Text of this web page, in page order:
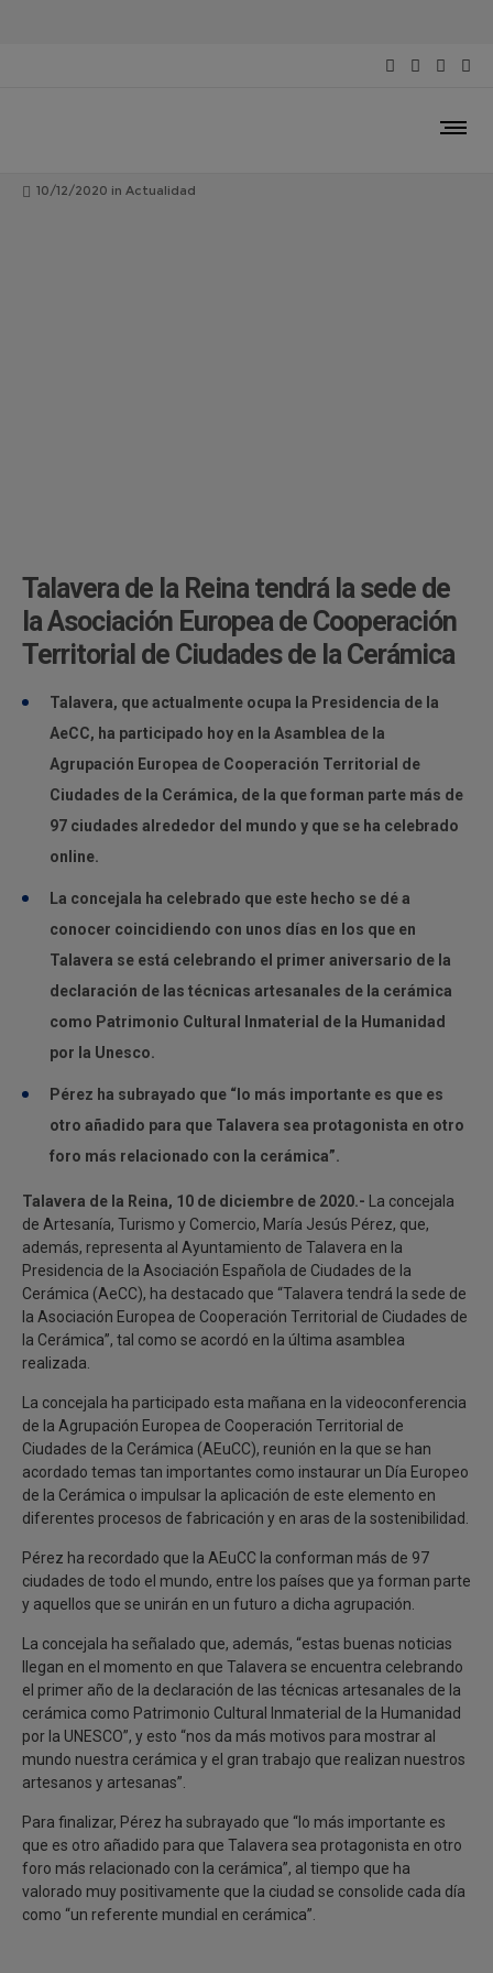
Cooperación Territorial de Ciudades de la
10/12/2020 in Actualidad
Talavera de la Reina tendrá la sede de
la Asociación Europea de Cooperación
Territorial de Ciudades de la Cerámica
Talavera, que actualmente ocupa la Presidencia de la
AeCC, ha participado hoy en la Asamblea de la
Agrupación Europea de Cooperación Territorial de
Ciudades de la Cerámica, de la que forman parte más de
97 ciudades alrededor del mundo y que se ha celebrado
online.
La concejala ha celebrado que este hecho se dé a
conocer coincidiendo con unos días en los que en
Talavera se está celebrando el primer aniversario de la
declaración de las técnicas artesanales de la cerámica
como Patrimonio Cultural Inmaterial de la Humanidad
por la Unesco.
Pérez ha subrayado que “lo más importante es que es
otro añadido para que Talavera sea protagonista en otro
foro más relacionado con la cerámica”.
Talavera de la Reina, 10 de diciembre de 2020.- La concejala
de Artesanía, Turismo y Comercio, María Jesús Pérez, que,
además, representa al Ayuntamiento de Talavera en la
Presidencia de la Asociación Española de Ciudades de la
Cerámica (AeCC), ha destacado que “Talavera tendrá la sede de
la Asociación Europea de Cooperación Territorial de Ciudades de
la Cerámica”, tal como se acordó en la última asamblea
realizada.
La concejala ha participado esta mañana en la videoconferencia
de la Agrupación Europea de Cooperación Territorial de
Ciudades de la Cerámica (AEuCC), reunión en la que se han
acordado temas tan importantes como instaurar un Día Europeo
de la Cerámica o impulsar la aplicación de este elemento en
diferentes procesos de fabricación y en aras de la sostenibilidad.
Pérez ha recordado que la AEuCC la conforman más de 97
ciudades de todo el mundo, entre los países que ya forman parte
y aquellos que se unirán en un futuro a dicha agrupación.
La concejala ha señalado que, además, “estas buenas noticias
llegan en el momento en que Talavera se encuentra celebrando
el primer año de la declaración de las técnicas artesanales de la
cerámica como Patrimonio Cultural Inmaterial de la Humanidad
por la UNESCO”, y esto “nos da más motivos para mostrar al
mundo nuestra cerámica y el gran trabajo que realizan nuestros
artesanos y artesanas”.
Para finalizar, Pérez ha subrayado que “lo más importante es
que es otro añadido para que Talavera sea protagonista en otro
foro más relacionado con la cerámica”, al tiempo que ha
valorado muy positivamente que la ciudad se consolide cada día
como “un referente mundial en cerámica”.